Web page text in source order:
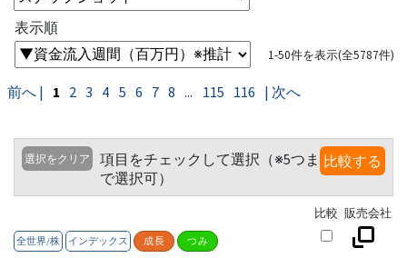
表示順
1-50件を表示(全5787件)
前へ | 1 2 3 4 5 6 7 8 ... 115 116 | 次へ
選択をクリア
項目をチェックして選択（※5つま
で選択可）
比較する
全世界/株 インデックス 成長 つみ
比較 販売会社